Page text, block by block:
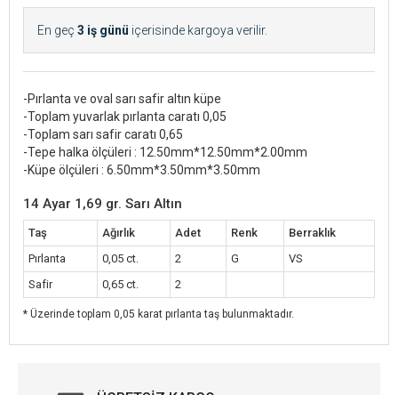
En geç 3 iş günü içerisinde kargoya verilir.
-Pırlanta ve oval sarı safir altın küpe
-Toplam yuvarlak pırlanta caratı 0,05
-Toplam sarı safir caratı 0,65
-Tepe halka ölçüleri : 12.50mm*12.50mm*2.00mm
-Küpe ölçüleri : 6.50mm*3.50mm*3.50mm
14 Ayar 1,69 gr. Sarı Altın
Taş Ağırlık Adet Renk
Berraklık
Pırlanta
0,05 ct. 2 G
VS
Safir
0,65 ct. 2
* Üzerinde toplam 0,05 karat pırlanta taş bulunmaktadır.